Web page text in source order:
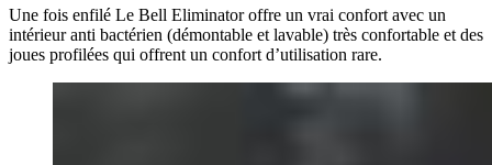
Une fois enfilé Le Bell Eliminator offre un vrai confort avec un
intérieur anti bactérien (démontable et lavable) très confortable et des
joues profilées qui offrent un confort d’utilisation rare.